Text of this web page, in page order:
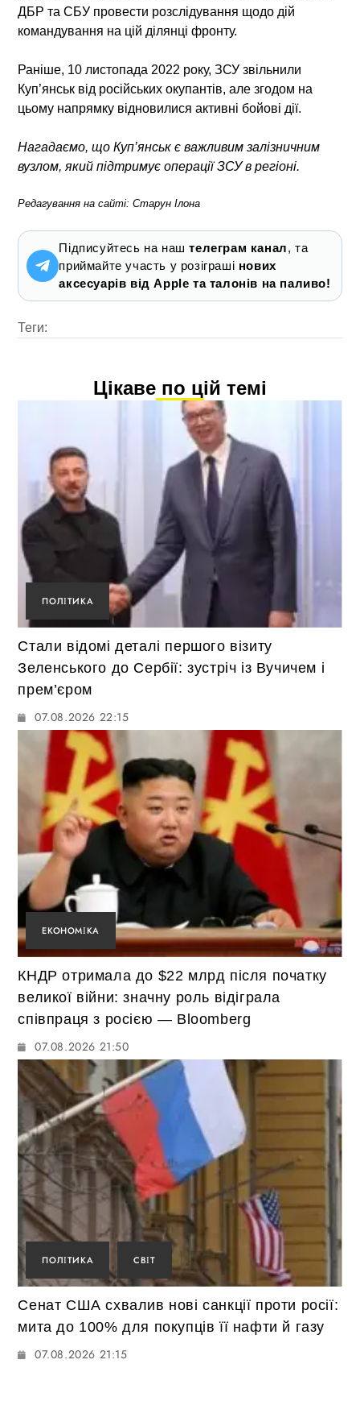
ДБР та СБУ провести розслідування щодо дій
командування на цій ділянці фронту.
Раніше, 10 листопада 2022 року, ЗСУ звільнили
Куп’янськ від російських окупантів, але згодом на
цьому напрямку відновилися активні бойові дії.
Нагадаємо, що Куп’янськ є важливим залізничним
вузлом, який підтримує операції ЗСУ в регіоні.
Редагування на сайті: Старун Ілона
Підписуйтесь на наштелеграм канал, та
приймайте участь у розіграші нових
аксесуарів від Apple та талонів на паливо!
Теги:
Цікаве по цій темі
ПОЛІТИКА
Стали відомі деталі першого візиту
Зеленського до Сербії: зустріч із Вучичем і
прем’єром
07.08.2026 22:15
ЕКОНОМІКА
КНДР отримала до $22 млрд після початку
великої війни: значну роль відіграла
співпраця з росією — Bloomberg
07.08.2026 21:50
ПОЛІТИКА СВІТ
Сенат США схвалив нові санкції проти росії:
мита до 100% для покупців її нафти й газу
07.08.2026 21:15